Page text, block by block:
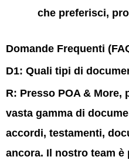
che preferisci,
Domande Frequenti
D1: Quali tipi di
R: Presso POA & More,
vasta gamma di
accordi, testamenti,
ancora. Il nostro team